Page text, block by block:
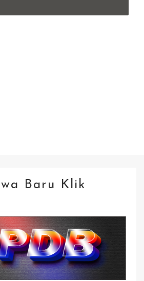
Baru Klik